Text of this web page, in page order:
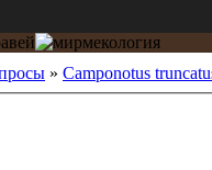
» Camponotus